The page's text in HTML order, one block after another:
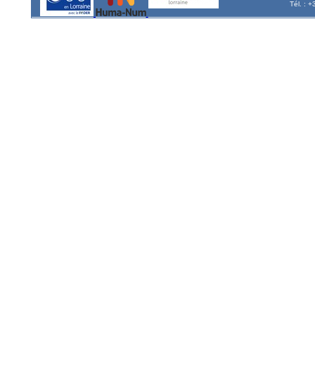
Tél. :